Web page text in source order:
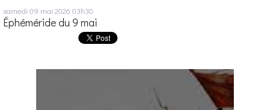
samedi 09 mai 2026 03h30
Éphéméride du 9 mai